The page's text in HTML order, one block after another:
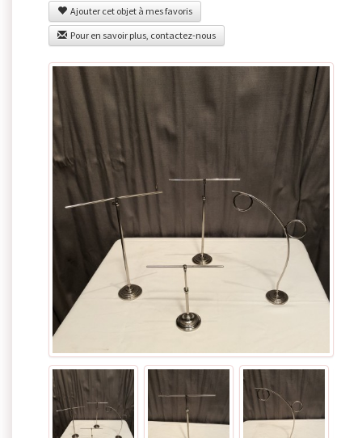
Ajouter cet objet à mes favoris
Pour en savoir plus, contactez-nous